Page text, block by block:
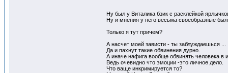
Ну был у Виталика бзик с расклейкой
Ну и мнения у него весьма своеобразные
Только я тут причем?
А насчет моей зависти - ты заблуждаешься ...
Да и пахнут такие обвинения дурно.
А иначе нафига вообще обвинять человека
Ведь очевидно что эмоции -это личное дело.
Что ваще инкримируется то?